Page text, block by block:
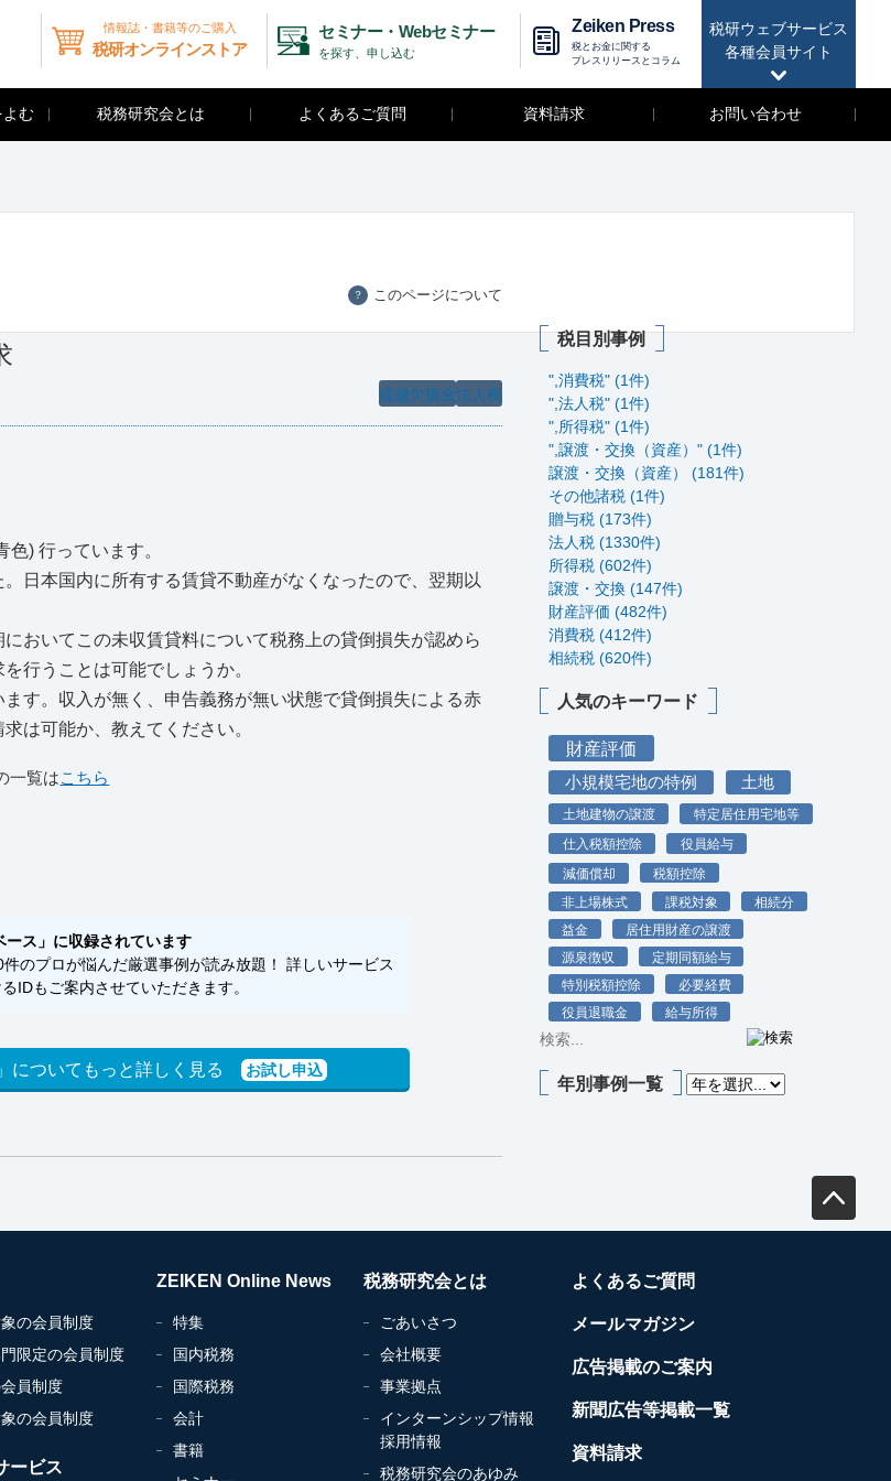
税研ウェブサービス
各種会員サイト
情報誌・書籍等のご購入
税研オンラインストア
セミナー・Webセミナー
を探す、申し込む
Zeiken Press
税とお金に関する
プレスリリースとコラム
む 税務研究会とは よくあるご質問 資料請求 お問い合わせ
？ このページについて
法人税
繰越欠損金
) 行っています。
日本国内に所有する賃貸不動産がなくなったので、翌期以
おいてこの未収賃貸料について税務上の貸倒損失が認めら
行うことは可能でしょうか。
す。収入が無く、申告義務が無い状態で貸倒損失による赤
は可能か、教えてください。
一覧はこちら
ス」に収録されています
のプロが悩んだ厳選事例が読み放題！ 詳しいサービス
IDもご案内させていただきます。
についてもっと詳しく見る お試し申込
税目別事例
",消費税" (1件)
",法人税" (1件)
",所得税" (1件)
",譲渡・交換（資産）" (1件)
譲渡・交換（資産） (181件)
その他諸税 (1件)
贈与税 (173件)
法人税 (1330件)
所得税 (602件)
譲渡・交換 (147件)
財産評価 (482件)
消費税 (412件)
相続税 (620件)
人気のキーワード
財産評価
小規模宅地の特例 土地
土地建物の譲渡
特定居住用宅地等
仕入税額控除
役員給与
減価償却
税額控除
非上場株式
課税対象
相続分
益金
居住用財産の譲渡
源泉徴収
定期同額給与
特別税額控除
必要経費
役員退職金
給与所得
年別事例一覧
の会員制度
限定の会員制度
員制度
の会員制度
ービス
ZEIKEN Online News
特集
国内税務
国際税務
会計
書籍
税務研究会とは
ごあいさつ
会社概要
事業拠点
インターンシップ情報
採用情報
税務研究会のあゆみ
よくあるご質問
メールマガジン
広告掲載のご案内
新聞広告等掲載一覧
資料請求